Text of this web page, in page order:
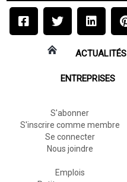
ACTUALITÉS
ENTREPRISES
S'abonner
S'inscrire comme membre
Se connecter
Nous joindre
Emplois